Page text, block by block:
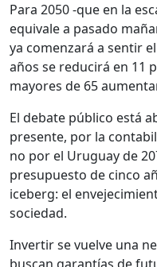
Para 2050 -que en la
equivale a pasado
ya comenzará a sentir
años se reducirá en 11
mayores de 65
El debate público está
presente, por la
no por el Uruguay de
presupuesto de cinco
iceberg: el
sociedad.
Invertir se vuelve una